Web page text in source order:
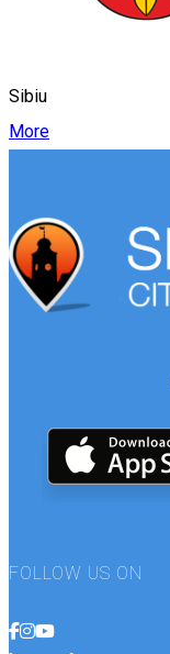
Sibiu
More
FOLLOW US ON